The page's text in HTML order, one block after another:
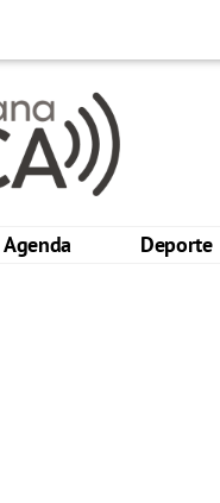
Agenda Deporte